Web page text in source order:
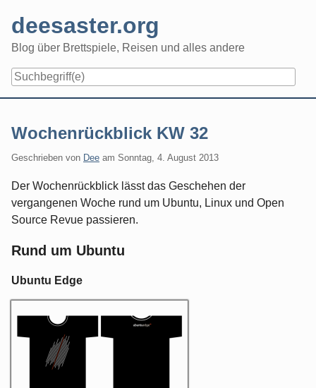
content
deesaster.org
Blog über Brettspiele, Reisen und alles andere
Wochenrückblick KW 32
Geschrieben von Dee am Sonntag, 4. August 2013
Der Wochenrückblick lässt das Geschehen der
vergangenen Woche rund um Ubuntu, Linux und Open
Source Revue passieren.
Rund um Ubuntu
Ubuntu Edge